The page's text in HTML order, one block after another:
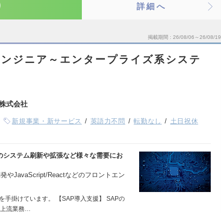
詳細へ
掲載期間 26/08/06～26/08/19
ジニア～エンタープライズ系システ
式会社
新規事業・新サービス 英語力不問 転勤なし
土日祝休
ステム刷新や拡張など様々な需要にお
やJavaScript/Reactなどのフロントエン
手掛けています。 【SAP導入支援】 SAPの
上流業務…